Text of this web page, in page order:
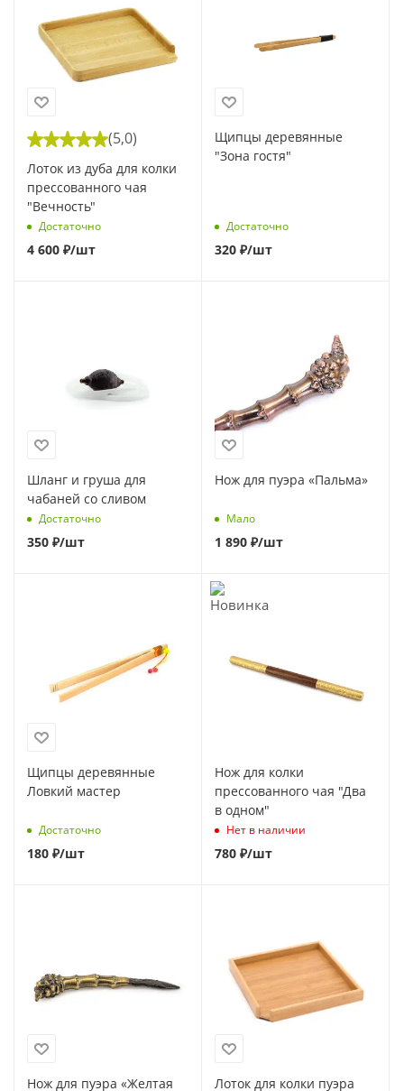
(5,0)
Лоток из дуба для колки
прессованного чая
"Вечность"
Достаточно
4 600 ₽/шт
Щипцы деревянные
"Зона гостя"
Достаточно
320 ₽/шт
Шланг и груша для
чабаней со сливом
Достаточно
350 ₽/шт
Нож для пуэра «Пальма»
Мало
1 890 ₽/шт
Щипцы деревянные
Ловкий мастер
Достаточно
180 ₽/шт
Нож для колки
прессованного чая "Два
в одном"
Нет в наличии
780 ₽/шт
Нож для пуэра «Желтая Лоток для колки пуэра